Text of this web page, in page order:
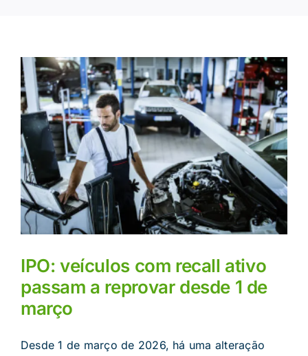
IPO: veículos com recall ativo
passam a reprovar desde 1 de
março
Desde 1 de março de 2026, há uma alteração